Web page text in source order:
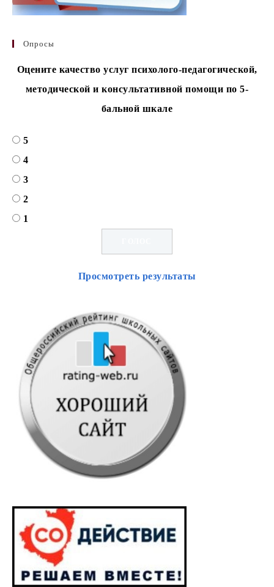
Опросы
Оцените качество услуг психолого-педагогической,
методической и консультативной помощи по 5-
бальной шкале
5
4
3
2
1
Просмотреть результаты